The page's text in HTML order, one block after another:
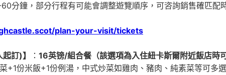
分鐘，部分行程有可能會調整遊覽順序，可咨詢銷售確匹配
plan-your-visit/tickets
訂)】 ： 16英镑/組合餐（該選項為入住紐卡斯爾附近飯店時可
+1份米飯+1份例湯，中式炒菜如雞肉、豬肉、純素菜等可